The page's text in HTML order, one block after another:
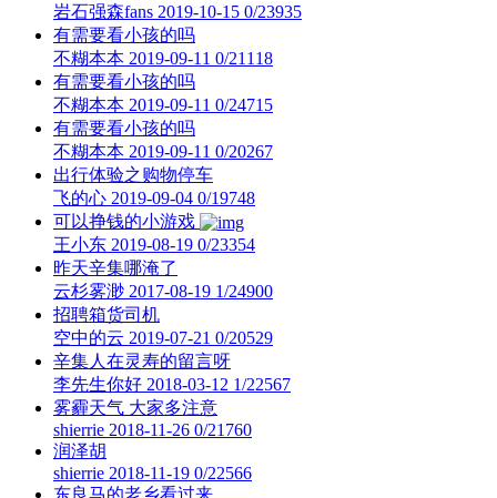
岩石强森fans 2019-10-15 0/23935
有需要看小孩的吗
不糊本本 2019-09-11 0/21118
有需要看小孩的吗
不糊本本 2019-09-11 0/24715
有需要看小孩的吗
不糊本本 2019-09-11 0/20267
出行体验之购物停车
飞的心 2019-09-04 0/19748
可以挣钱的小游戏
王小东 2019-08-19 0/23354
昨天辛集哪淹了
云杉雾渺 2017-08-19 1/24900
招聘箱货司机
空中的云 2019-07-21 0/20529
辛集人在灵寿的留言呀
李先生你好 2018-03-12 1/22567
雾霾天气 大家多注意
shierrie 2018-11-26 0/21760
润泽胡
shierrie 2018-11-19 0/22566
东良马的老乡看过来